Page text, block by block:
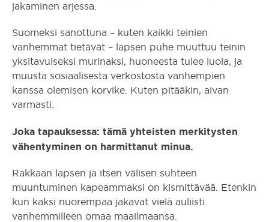
jakaminen arjessa.
Suomeksi sanottuna – kuten kaikki teinien
vanhemmat tietävät – lapsen puhe muuttuu teinin
yksitavuiseksi murinaksi, huoneesta tulee luola, ja
muusta sosiaalisesta verkostosta vanhempien
kanssa olemisen korvike. Kuten pitääkin, aivan
varmasti.
Joka tapauksessa: tämä yhteisten merkitysten
vähentyminen on harmittanut minua.
Rakkaan lapsen ja itsen välisen suhteen
muuntuminen kapeammaksi on kismittävää. Etenkin
kun kaksi nuorempaa jakavat vielä auliisti
vanhemmilleen omaa maailmaansa.